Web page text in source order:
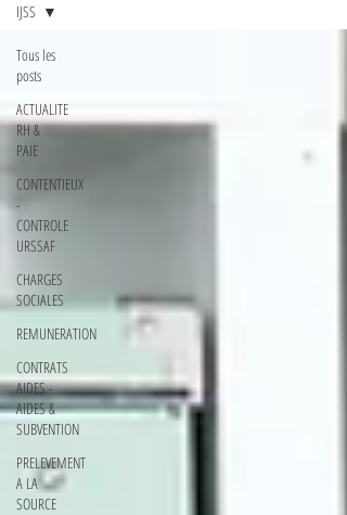
Tous les
posts
ACTUALITE
RH &
PAIE
CONTENTIEUX
-
CONTROLE
URSSAF
CHARGES
SOCIALES
REMUNERATION
CONTRATS
AIDES -
AIDES &
SUBVENTION
PRELEVEMENT
A LA
SOURCE
IJSS